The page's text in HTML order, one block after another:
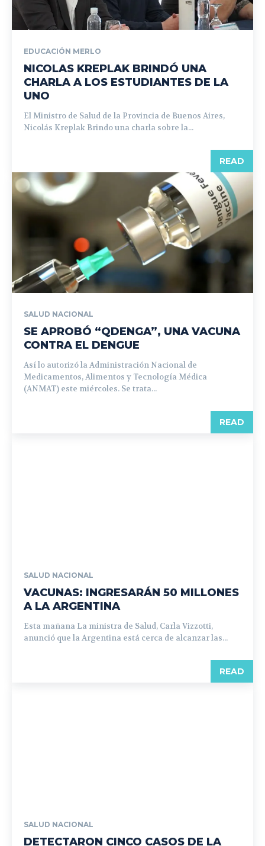
EDUCACIÓN MERLO
NICOLAS KREPLAK BRINDÓ UNA
CHARLA A LOS ESTUDIANTES DE LA
UNO
El Ministro de Salud de la Provincia de Buenos Aires,
Nicolás Kreplak Brindo una charla sobre la...
READ
SALUD NACIONAL
SE APROBÓ “QDENGA”, UNA VACUNA
CONTRA EL DENGUE
Así lo autorizó la Administración Nacional de
Medicamentos, Alimentos y Tecnología Médica
(ANMAT) este miércoles. Se trata...
READ
SALUD NACIONAL
VACUNAS: INGRESARÁN 50 MILLONES
A LA ARGENTINA
Esta mañana La ministra de Salud, Carla Vizzotti,
anunció que la Argentina está cerca de alcanzar las...
READ
SALUD NACIONAL
DETECTARON CINCO CASOS DE LA